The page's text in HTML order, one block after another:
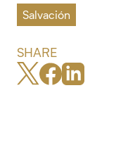
Salvación
SHARE